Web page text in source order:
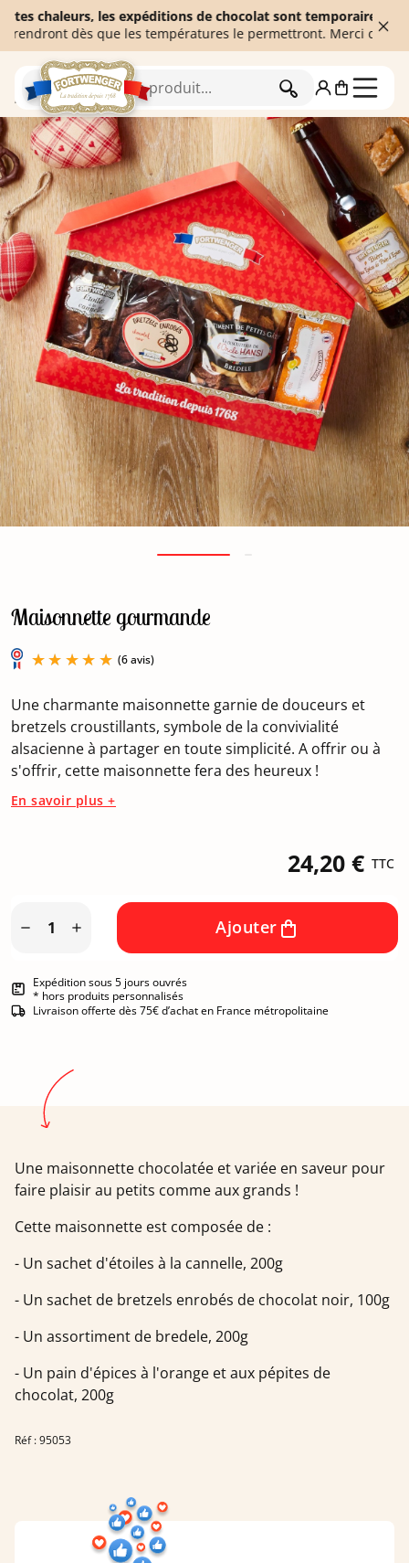
les expéditions de chocolat sont temporairement
dès que les températures le permettront. Merci de votre
RECHERCHER
Accueil Idées cadeaux
Maisonnette gourmande
(6 avis)
Une charmante maisonnette garnie de douceurs et
bretzels croustillants, symbole de la convivialité
alsacienne à partager en toute simplicité. A offrir ou à
s'offrir, cette maisonnette fera des heureux !
En savoir plus +
24,20 € TTC
  Ajouter
Expédition sous 5 jours ouvrés
* hors produits personnalisés
Livraison offerte dès 75€ d’achat en France métropolitaine
Une maisonnette chocolatée et variée en saveur pour
faire plaisir au petits comme aux grands !
Cette maisonnette est composée de :
- Un sachet d'étoiles à la cannelle, 200g
- Un sachet de bretzels enrobés de chocolat noir, 100g
- Un assortiment de bredele, 200g
- Un pain d'épices à l'orange et aux pépites de
chocolat, 200g
Réf : 95053